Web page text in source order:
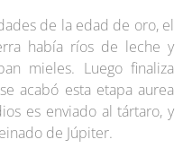
de la edad de oro, el
había ríos de leche y
mieles. Luego finaliza
acabó esta etapa aurea
es enviado al tártaro, y
de Júpiter.